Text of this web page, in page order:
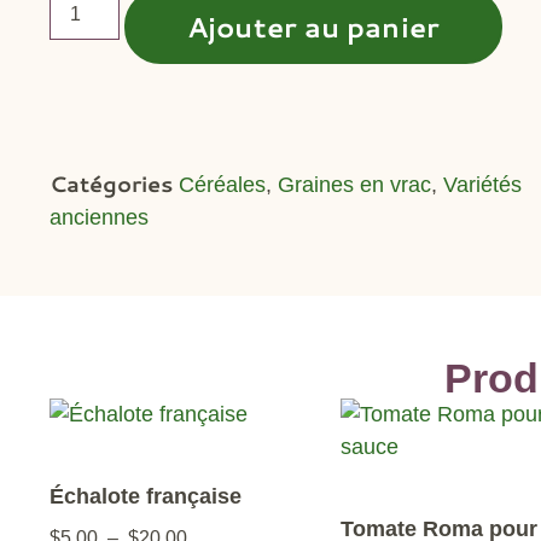
Ajouter au panier
Catégories Céréales, Graines en vrac,Variétés
anciennes
Échalote française
Tomate Roma